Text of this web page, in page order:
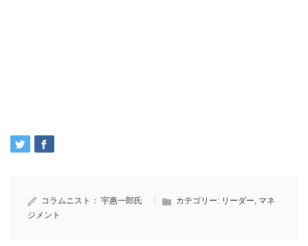
コラムニスト： 宇惠一郎氏 カテゴリー: リーダー, マネ
ジメント